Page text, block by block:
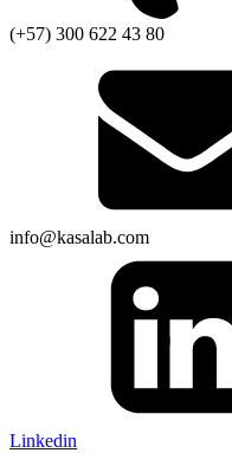
(+57) 300 622 43 80
info@kasalab.com
Linkedin